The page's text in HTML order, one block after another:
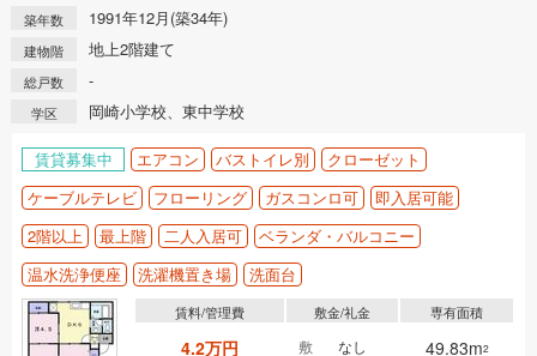
築年数 1991年12月(築34年)
建物階 地上2階建て
総戸数 -
学区 岡崎小学校、東中学校
賃貸募集中 エアコン バストイレ別
クローゼット
ケーブルテレビ
フローリング ガスコンロ可
即入居可能
2階以上
最上階 二人入居可
ベランダ・バルコニー
温水洗浄便座
洗濯機置き場 洗面台
賃料/管理費
4.2万円
敷金/礼金
敷 なし
専有面積
49.83m2